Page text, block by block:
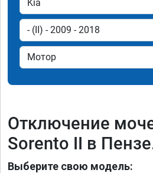
Отключение
Sorento II в
Выберите свою модель: